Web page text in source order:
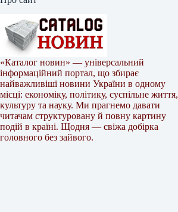
«Каталог новин» — універсальний
інформаційний портал, що збирає
найважливіші новини України в одному
місці: економіку, політику, суспільне життя,
культуру та науку. Ми прагнемо давати
читачам структуровану й повну картину
подій в країні. Щодня — свіжа добірка
головного без зайвого.